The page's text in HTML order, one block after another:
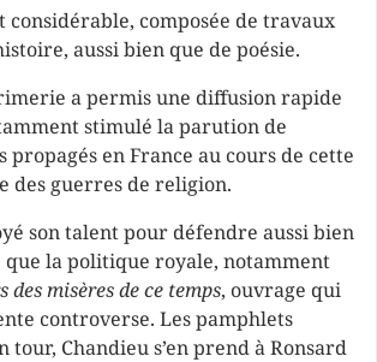
considérable, composée de travaux
aussi bien que de poésie.
a permis une diffusion rapide
stimulé la parution de
en France au cours de cette
des guerres de religion.
son talent pour défendre aussi bien
la politique royale, notamment
des misères de ce temps, ouvrage qui
controverse. Les pamphlets
tour, Chandieu s’en prend à Ronsard